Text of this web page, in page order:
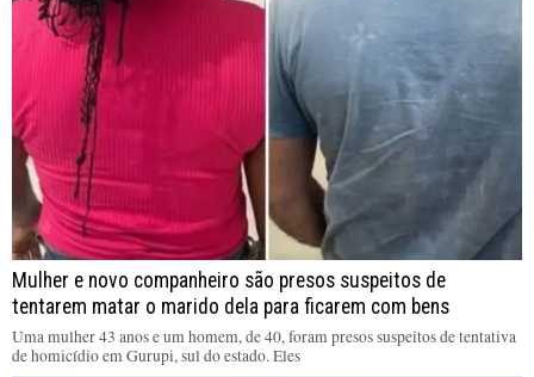
Mulher e novo companheiro são presos suspeitos de
tentarem matar o marido dela para ficarem com bens
Uma mulher 43 anos e um homem, de 40, foram presos suspeitos de tentativa
de homicídio em Gurupi, sul do estado. Eles